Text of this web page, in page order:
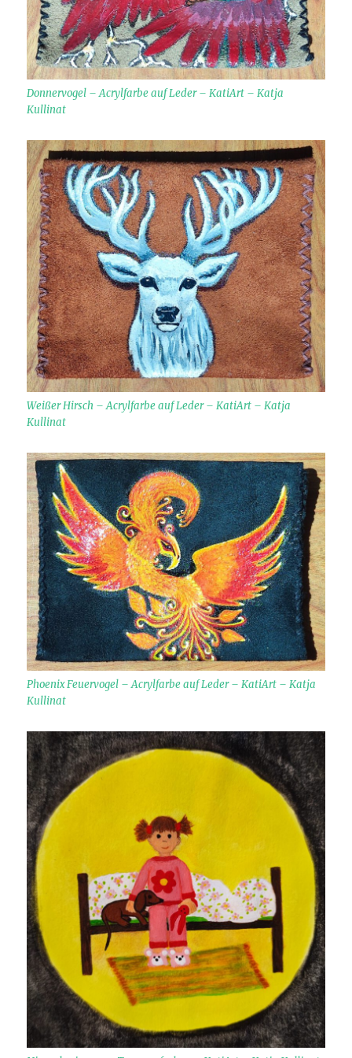
Donnervogel – Acrylfarbe auf Leder – KatiArt – Katja
Kullinat
Weißer Hirsch – Acrylfarbe auf Leder – KatiArt – Katja
Kullinat
Phoenix Feuervogel – Acrylfarbe auf Leder – KatiArt – Katja
Kullinat